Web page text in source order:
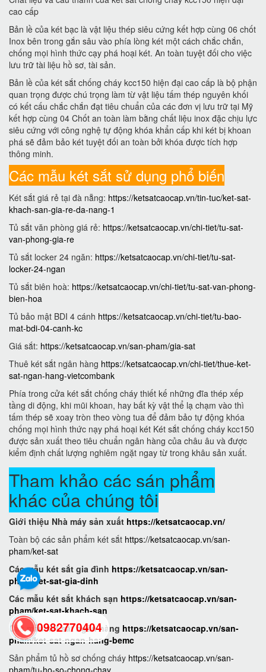
cao cấp
Bản lề của két bạc là vật liệu thép siêu cứng kết hợp cùng 06 chốt
Inox bên trong gắn sâu vào phía lòng két một cách chắc chắn,
chống mọi hình thức cạy phá hoại két. An toàn tuyệt đối cho việc
lưu trữ tài liệu hồ sơ, tài sản.
Bản lề của két sắt chống cháy kcc150 hiện đại cao cấp là bộ phận
quan trọng được chú trọng làm từ vật liệu tấm thép nguyên khối
có kết cấu chắc chắn đạt tiêu chuẩn của các đơn vị lưu trữ tại Mỹ
kết hợp cùng 04 Chốt an toàn làm bằng chất liệu inox đặc chịu lực
siêu cứng với công nghệ tự động khóa khẩn cấp khi két bị khoan
phá sẽ đảm bảo két tuyệt đối an toàn bởi khóa được tích hợp
thông minh.
Các mẫu két sắt sử dụng phổ biến
Két sắt giá rẻ tại đà nẵng: https://ketsatcaocap.vn/tin-tuc/ket-sat-
khach-san-gia-re-da-nang-1
Tủ sắt văn phòng giá rẻ: https://ketsatcaocap.vn/chi-tiet/tu-sat-
van-phong-gia-re
Tủ sắt locker 24 ngăn: https://ketsatcaocap.vn/chi-tiet/tu-sat-
locker-24-ngan
Tủ sắt biên hoà: https://ketsatcaocap.vn/chi-tiet/tu-sat-van-phong-
bien-hoa
Tủ bảo mật BDI 4 cánh https://ketsatcaocap.vn/chi-tiet/tu-bao-
mat-bdi-04-canh-kc
Giá sắt: https://ketsatcaocap.vn/san-pham/gia-sat
Thuê két sắt ngân hàng https://ketsatcaocap.vn/chi-tiet/thue-ket-
sat-ngan-hang-vietcombank
Phía trong cửa két sắt chống cháy thiết kế những đĩa thép xếp
tầng di động, khi mũi khoan, hay bất kỳ vật thể lạ chạm vào thì
tấm thép sẽ xoay tròn theo vòng tua để đảm bảo tự động khóa
chống mọi hình thức nạy phá hoại két Két sắt chống cháy kcc150
được sản xuất theo tiêu chuẩn ngân hàng của châu âu và được
kiểm định chất lượng nghiêm ngặt ngay từ trong khâu sản xuất.
Tham khảo các sán phẩm
khác của chúng tôi
Giới thiệu Nhà máy sản xuất https://ketsatcaocap.vn/
Toàn bộ các sản phẩm két sắt https://ketsatcaocap.vn/san-
pham/ket-sat
Các mẫu két sắt gia đình https://ketsatcaocap.vn/san-
pham/ket-sat-gia-dinh
Các mẫu két sắt khách sạn https://ketsatcaocap.vn/san-
pham/ket-sat-khach-san
Các mẫu két sắt ngân hàng https://ketsatcaocap.vn/san-
pham/ket-sat-ngan-hang-bemc
Sản phẩm tủ hồ sơ chống cháy https://ketsatcaocap.vn/san-
pham/tu-ho-so-chong-chay
0982770404